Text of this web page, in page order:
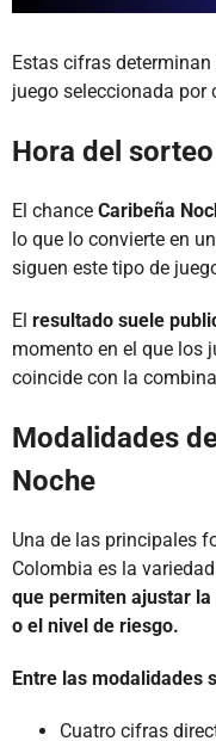
Estas cifras
juego seleccionada por
Hora del
El chance Caribeña
lo que lo convierte en
siguen este tipo de
El resultado suele
momento en el que los
coincide con la
Modalidades
Noche
Una de las principales
Colombia es la
que permiten ajustar
o el nivel de riesgo.
Entre las modalidades
Cuatro cifras